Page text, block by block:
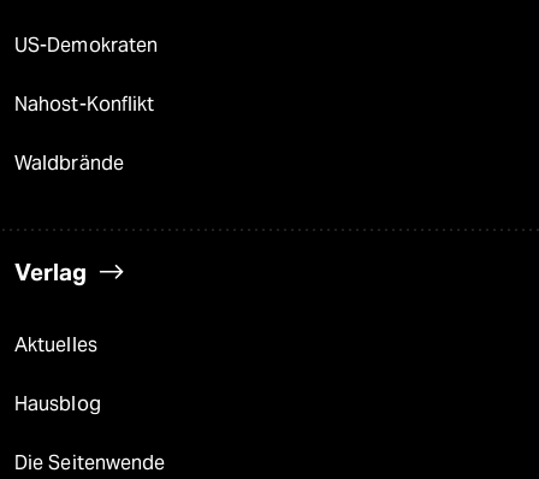
US-Demokraten
Nahost-Konflikt
Waldbrände
Verlag
Aktuelles
Hausblog
Die Seitenwende